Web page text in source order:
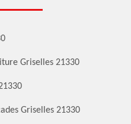
Griselles 21330
Griselles 21330